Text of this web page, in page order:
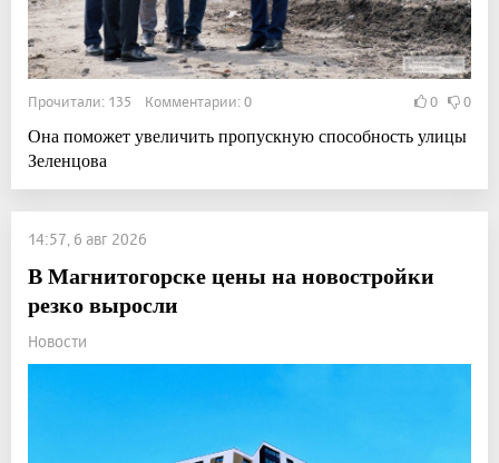
Прочитали: 135 Комментарии: 0 0 0
Она поможет увеличить пропускную способность улицы
Зеленцова
14:57, 6 авг 2026
В Магнитогорске цены на новостройки
резко выросли
Новости